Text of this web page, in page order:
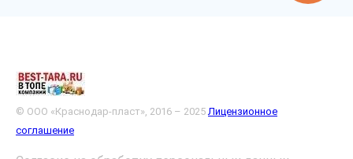
© ООО «Краснодар-пласт», 2016 – 2025 Лицензионное
соглашение